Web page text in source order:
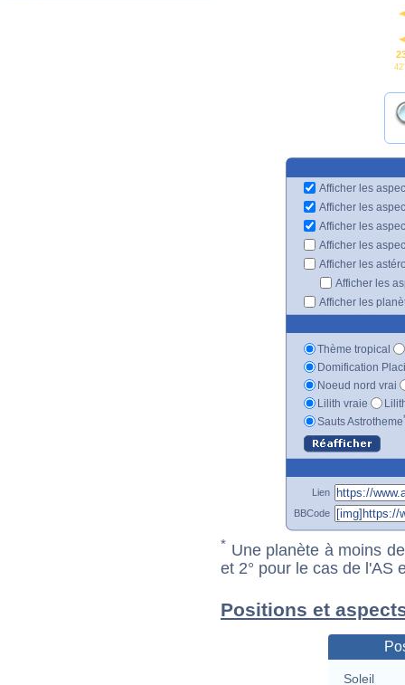
42'
Afficher les
Afficher les
Afficher les
Afficher les
Afficher les
Afficher les
Afficher les
Thème tropical
Domification
Noeud nord vrai
Lilith vraie
Sauts Astrotheme
Lien
BBCode
* Une planète à moins
et 2° pour le cas de l'AS
Positions et
Soleil